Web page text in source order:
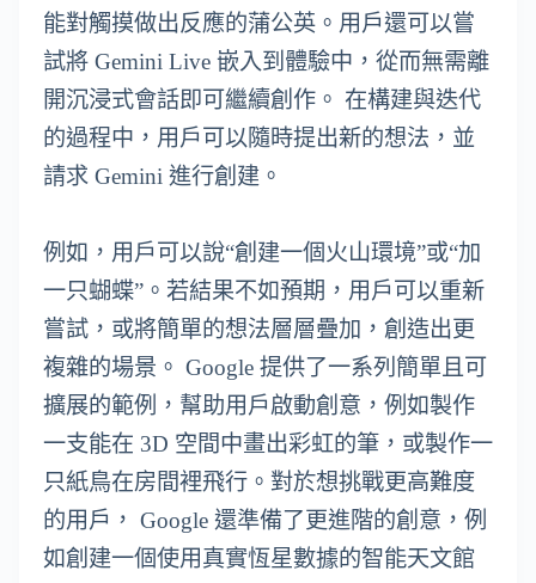
能對觸摸做出反應的蒲公英。用戶還可以嘗
試將 Gemini Live 嵌入到體驗中，從而無需離
開沉浸式會話即可繼續創作。 在構建與迭代
的過程中，用戶可以隨時提出新的想法，並
請求 Gemini 進行創建。
例如，用戶可以說“創建一個火山環境”或“加
一只蝴蝶”。若結果不如預期，用戶可以重新
嘗試，或將簡單的想法層層疊加，創造出更
複雜的場景。 Google 提供了一系列簡單且可
擴展的範例，幫助用戶啟動創意，例如製作
一支能在 3D 空間中畫出彩虹的筆，或製作一
只紙鳥在房間裡飛行。對於想挑戰更高難度
的用戶， Google 還準備了更進階的創意，例
如創建一個使用真實恆星數據的智能天文館